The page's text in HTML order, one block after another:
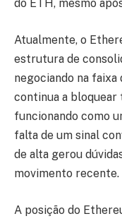
do ETH, mesmo
Atualmente, o
estrutura de
negociando na faixa
continua a
funcionando como
falta de um sinal
de alta gerou
movimento recente.
A posição do